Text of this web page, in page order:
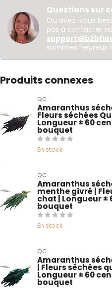
Questions sur
Ou avez-vous
pas à contacter
sommes heureux
Produits connexes
QC
Amaranthus
Fleurs séchées
Longueur ± 60
bouquet
En stock
QC
Amaranthus
menthe givré |
chat | Longueur ±
bouquet
En stock
QC
Amaranthus
| Fleurs séchées
Longueur ± 60
bouquet